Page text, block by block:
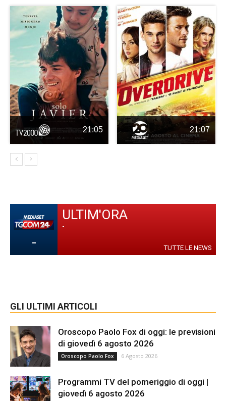
21:05 21:07
-
ULTIM'ORA
-
TUTTE LE NEWS
GLI ULTIMI ARTICOLI
Oroscopo Paolo Fox di oggi: le previsioni
di giovedì 6 agosto 2026
Oroscopo Paolo Fox 6 Agosto 2026
Programmi TV del pomeriggio di oggi |
giovedì 6 agosto 2026